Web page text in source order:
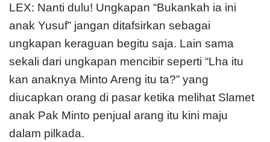
LEX: Nanti dulu! Ungkapan “Bukankah ia ini
anak Yusuf” jangan ditafsirkan sebagai
ungkapan keraguan begitu saja. Lain sama
sekali dari ungkapan mencibir seperti “Lha itu
kan anaknya Minto Areng itu ta?” yang
diucapkan orang di pasar ketika melihat Slamet
anak Pak Minto penjual arang itu kini maju
dalam pilkada.